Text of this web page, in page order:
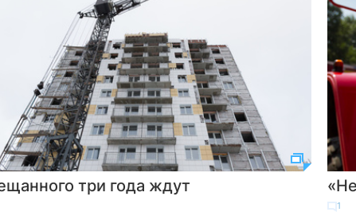
три года ждут
1